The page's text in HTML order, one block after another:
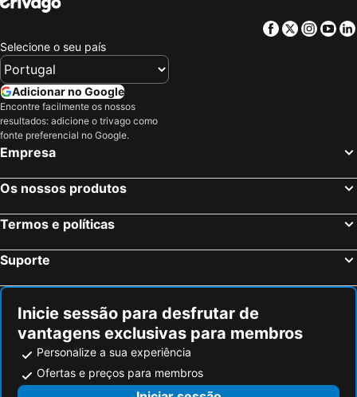
Facebook
Twitter
Selecione o seu país
Adicionar no Google
Encontre facilmente os nossos
resultados: adicione o trivago como
fonte preferencial no Google.
Empresa
Os nossos produtos
Termos e políticas
Suporte
Inicie sessão para desfrutar de
vantagens exclusivas para membros
Personalize a sua experiência
Ofertas e preços para membros